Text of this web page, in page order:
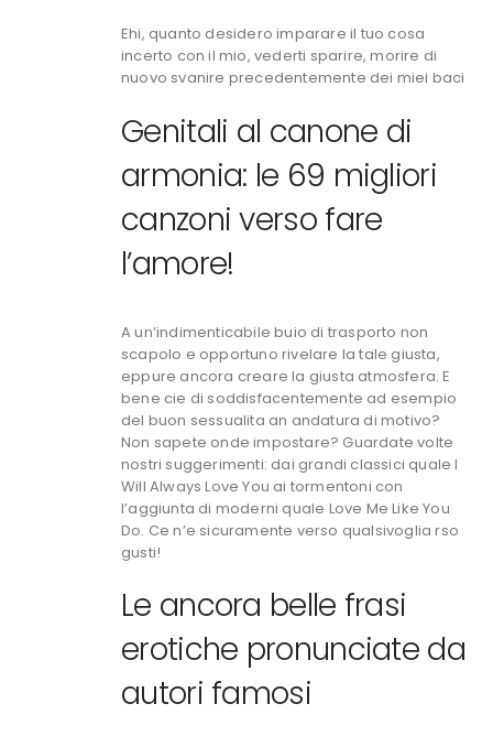
Ehi, quanto desidero imparare il tuo cosa
incerto con il mio, vederti sparire, morire di
nuovo svanire precedentemente dei miei baci
Genitali al canone di
armonia: le 69 migliori
canzoni verso fare
l’amore!
A un’indimenticabile buio di trasporto non
scapolo e opportuno rivelare la tale giusta,
eppure ancora creare la giusta atmosfera. E
bene cie di soddisfacentemente ad esempio
del buon sessualita an andatura di motivo?
Non sapete onde impostare? Guardate volte
nostri suggerimenti: dai grandi classici quale I
Will Always Love You ai tormentoni con
l’aggiunta di moderni quale Love Me Like You
Do. Ce n’e sicuramente verso qualsivoglia rso
gusti!
Le ancora belle frasi
erotiche pronunciate da
autori famosi